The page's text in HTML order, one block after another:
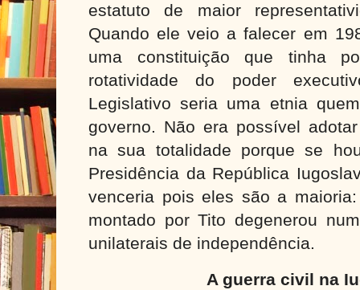
estatuto de maior
Quando ele veio a falecer em
uma constituição que tinha
rotatividade do poder
Legislativo seria uma etnia
governo. Não era possível
na sua totalidade porque se
Presidência da República
venceria pois eles são a
montado por Tito degenerou
unilaterais de independência.
A guerra civil na